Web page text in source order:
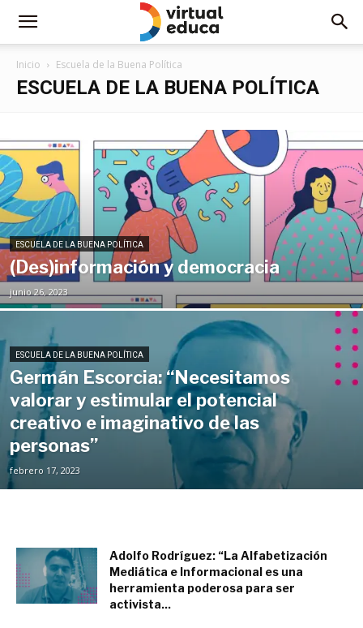
Inicio Escuela de la Buena Política
ESCUELA DE LA BUENA POLÍTICA
ESCUELA DE LA BUENA POLÍTICA
(Des)información y democracia
junio 26, 2023
ESCUELA DE LA BUENA POLÍTICA
Germán Escorcia: “Necesitamos
valorar y estimular el potencial
creativo e imaginativo de las
personas”
febrero 17, 2023
Adolfo Rodríguez: “La Alfabetización
Mediática e Informacional es una
herramienta poderosa para ser
activista...